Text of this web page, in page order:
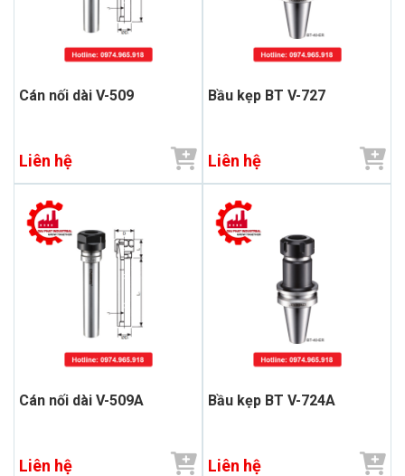
Cán nối dài V-509
Liên hệ
Bầu kẹp BT V-727
Liên hệ
Cán nối dài V-509A
Liên hệ
Bầu kẹp BT V-724A
Liên hệ